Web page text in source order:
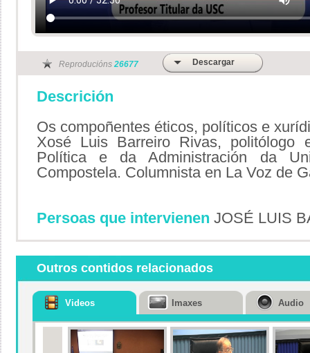
Reproducións 26677 Descargar
Descrición
Os compoñentes éticos, políticos e
Xosé Luis Barreiro Rivas, politólogo
Política e da Administración da
Compostela. Columnista en La Voz de
Persoas que intervienen JOSÉ LUIS
Outros contidos relacionados
Videos Imaxes Audio